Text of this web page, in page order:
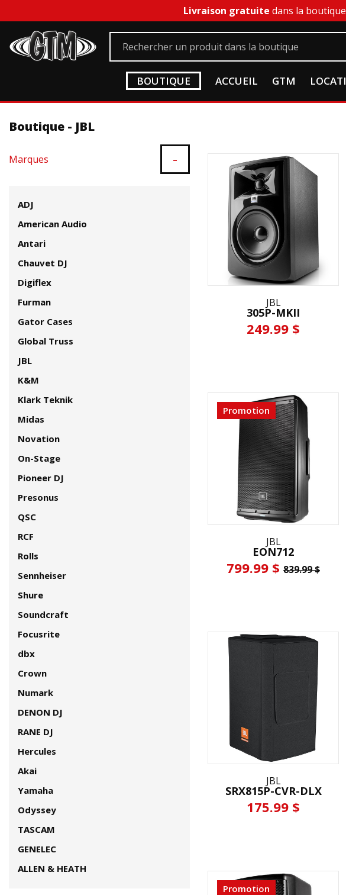
Livraison gratuite dans la
BOUTIQUE ACCUEIL GTM
Boutique - JBL
Marques -
ADJ
American Audio
Antari
Chauvet DJ
Digiflex
Furman
Gator Cases
Global Truss
JBL
K&M
Klark Teknik
Midas
Novation
On-Stage
Pioneer DJ
Presonus
QSC
RCF
Rolls
Sennheiser
Shure
Soundcraft
Focusrite
dbx
Crown
Numark
DENON DJ
RANE DJ
Hercules
Akai
Yamaha
Odyssey
TASCAM
GENELEC
ALLEN & HEATH
JBL
305P-MKII
249.99 $
Promotion
JBL
EON712
799.99 $ 839.99 $
JBL
SRX815P-CVR-DLX
175.99 $
Promotion